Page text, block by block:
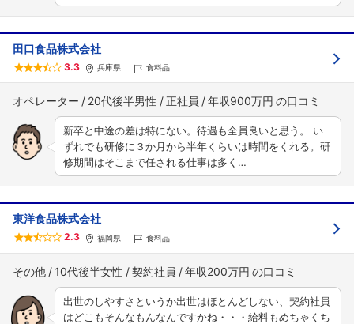
田口食品株式会社
3.3 兵庫県 食料品
オペレーター 20代後半男性 正社員 年収900万円
新卒と中途の差は特にない。待遇も全員良いと思う。 い
ずれでも研修に３か月から半年くらいは時間をくれる。研
修期間はそこまで任される仕事は多く…
東洋食品株式会社
2.3 福岡県 食料品
その他 10代後半女性 契約社員 年収200万円
出世のしやすさというか出世はほとんどしない、契約社員
はどこもそんなもんなんですかね・・・給料もめちゃくち